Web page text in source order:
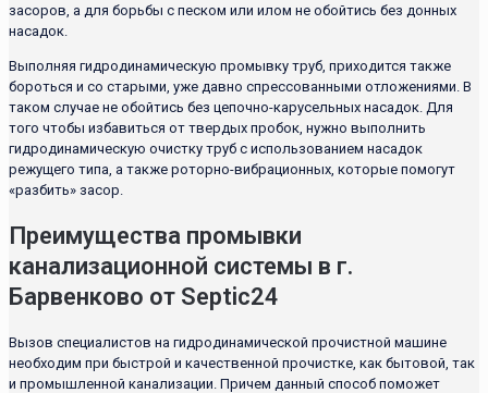
засоров, а для борьбы с песком или илом не обойтись без донных
насадок.
Выполняя гидродинамическую промывку труб, приходится также
бороться и со старыми, уже давно спрессованными отложениями. В
таком случае не обойтись без цепочно-карусельных насадок. Для
того чтобы избавиться от твердых пробок, нужно выполнить
гидродинамическую очистку труб с использованием насадок
режущего типа, а также роторно-вибрационных, которые помогут
«разбить» засор.
Преимущества промывки
канализационной системы в г.
Барвенково от Septic24
Вызов специалистов на гидродинамической прочистной машине
необходим при быстрой и качественной прочистке, как бытовой, так
и промышленной канализации. Причем данный способ поможет